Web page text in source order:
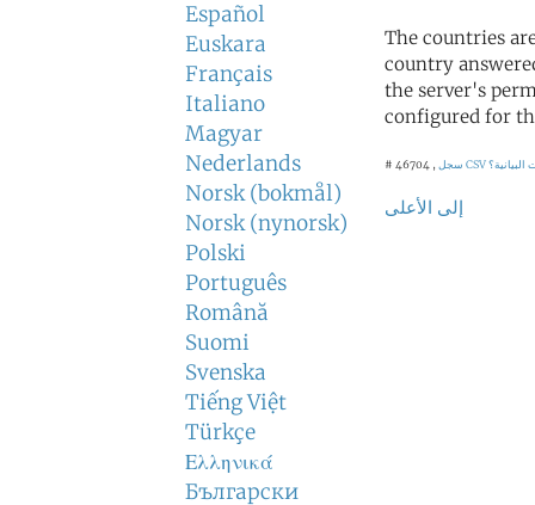
Español
Euskara
Français
Italiano
Magyar
Nederlands
Norsk (bokmål)
Norsk (nynorsk)
Polski
Português
Română
Suomi
Svenska
Tiếng Việt
Türkçe
Ελληνικά
Български
The countries
country
the server's
configured for
# 46704 , سجل CSV
إلى الأعلى